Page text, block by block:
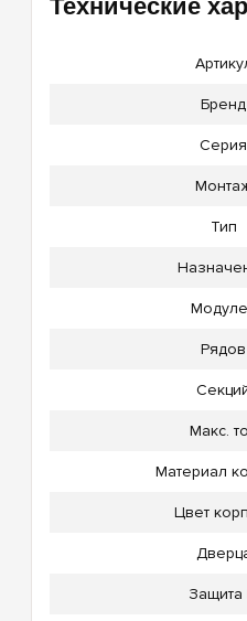
Технические
Бренд
Серия
Тип
Рядов
Макс.
Материал
Цвет
Защита